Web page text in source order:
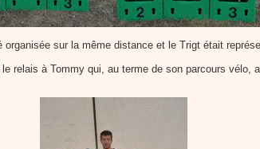
sur la même distance et le Trigt était
relais à Tommy qui, au terme de son parcours